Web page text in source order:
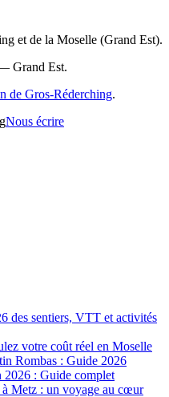
et de la Moselle (Grand Est).
Grand Est.
de Gros-Réderching.
Nous écrire
des sentiers, VTT et activités
votre coût réel en Moselle
Rombas : Guide 2026
2026 : Guide complet
à Metz : un voyage au cœur